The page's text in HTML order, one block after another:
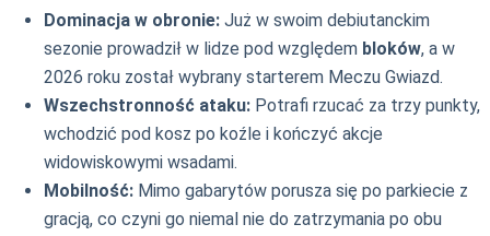
Dominacja w obronie: Już w swoim debiutanckim
sezonie prowadził w lidze pod względem bloków, a w
2026 roku został wybrany starterem Meczu Gwiazd.
Wszechstronność ataku: Potrafi rzucać za trzy punkty,
wchodzić pod kosz po koźle i kończyć akcje
widowiskowymi wsadami.
Mobilność: Mimo gabarytów porusza się po parkiecie z
gracją, co czyni go niemal nie do zatrzymania po obu